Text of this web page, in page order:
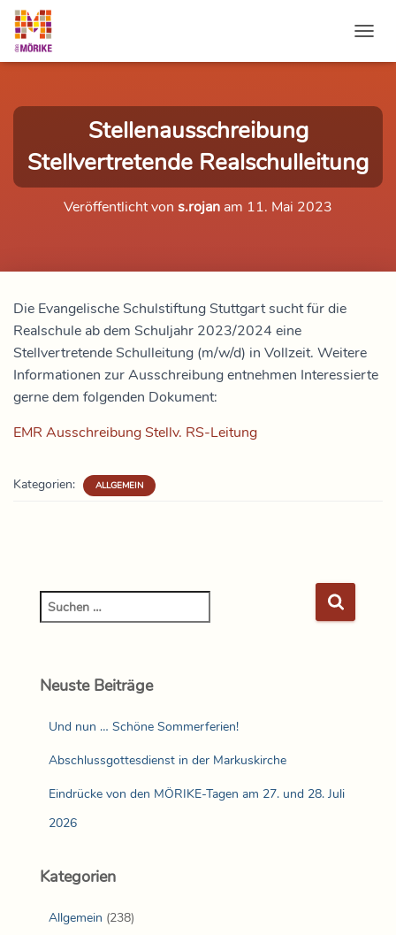
Stellenausschreibung
Stellvertretende Realschulleitung
Veröffentlicht von s.rojan am 11. Mai 2023
Die Evangelische Schulstiftung Stuttgart sucht für die
Realschule ab dem Schuljahr 2023/2024 eine
Stellvertretende Schulleitung (m/w/d) in Vollzeit. Weitere
Informationen zur Ausschreibung entnehmen Interessierte
gerne dem folgenden Dokument:
EMR Ausschreibung Stellv. RS-Leitung
Kategorien: ALLGEMEIN
Neuste Beiträge
Und nun … Schöne Sommerferien!
Abschlussgottesdienst in der Markuskirche
Eindrücke von den MÖRIKE-Tagen am 27. und 28. Juli
2026
Kategorien
Allgemein (238)